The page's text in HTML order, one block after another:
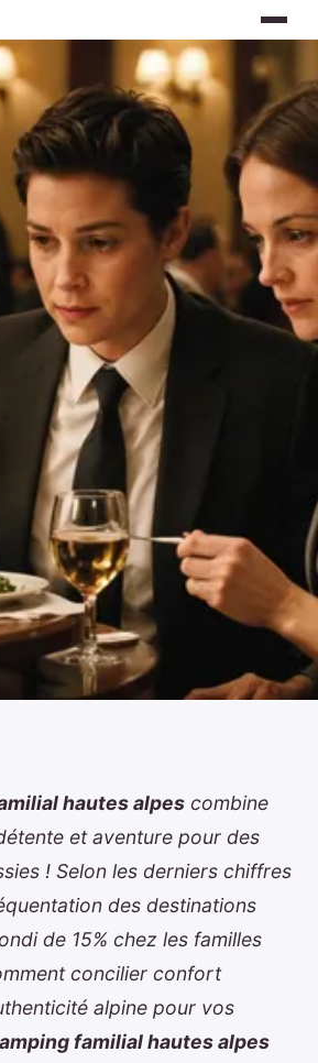
camping familial
alpes
hautes alpes combine
et aventure pour des
! Selon les derniers chiffres
des destinations
de 15% chez les familles
concilier confort
alpine pour vos
familial hautes alpes